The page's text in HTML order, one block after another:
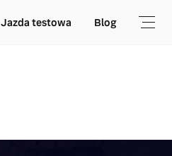
Jazda testowa Blog